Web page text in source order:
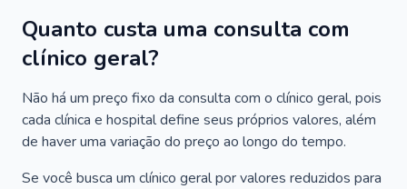
Quanto custa uma consulta com
clínico geral?
Não há um preço fixo da consulta com o clínico geral, pois
cada clínica e hospital define seus próprios valores, além
de haver uma variação do preço ao longo do tempo.
Se você busca um clínico geral por valores reduzidos para